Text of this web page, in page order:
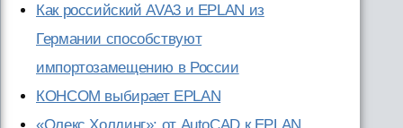
Как российский AVA3 и EPLAN из
Германии способствуют
импортозамещению в России
КОНСОМ выбирает EPLAN
«Олекс Холдинг»: от AutoCAD к EPLAN